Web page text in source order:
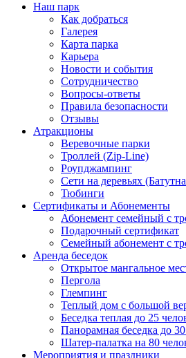
Наш парк
Как добраться
Галерея
Карта парка
Карьера
Новости и события
Сотрудничество
Вопросы-ответы
Правила безопасности
Отзывы
Атракционы
Веревочные парки
Троллей (Zip-Line)
Роупджампинг
Сети на деревьях
Тюбинги
Сертификаты и Абонементы
Абонемент семейный с
Подарочный сертификат
Семейный абонемент с
Аренда беседок
Открытое мангальное
Пергола
Глемпинг
Теплый дом с большой
Беседка теплая до 25
Панорамная беседка до
Шатер-палатка на 80
Мероприятия и праздники